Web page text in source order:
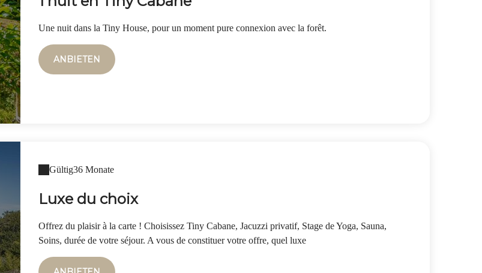
Une nuit dans la Tiny House, pour un moment pure connexion avec la forêt.
ANBIETEN
Gültig36 Monate
Luxe du choix
Offrez du plaisir à la carte ! Choisissez Tiny Cabane, Jacuzzi privatif, Stage de Yoga, Sauna,
Soins, durée de votre séjour. A vous de constituer votre offre, quel luxe